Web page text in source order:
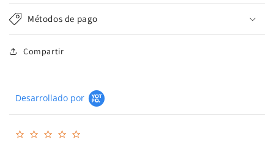
Métodos de pago
Compartir
Desarrollado por